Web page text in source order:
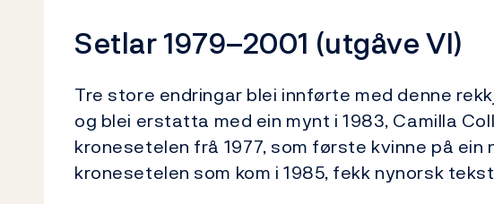
Setlar 1979–2001 (utgåve VI)
Tre store endringar blei innførte med denne
og blei erstatta med ein mynt i 1983, Camilla
kronesetelen frå 1977, som første kvinne på
kronesetelen som kom i 1985, fekk nynorsk